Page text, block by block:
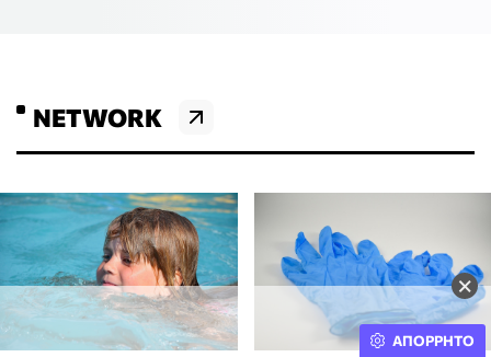
×
NETWORK
ΑΠΟΡΡΗΤΟ